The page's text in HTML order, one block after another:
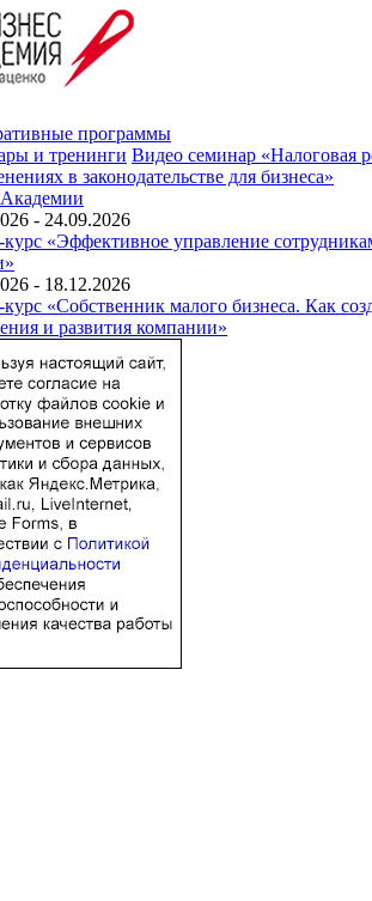
программы
и тренинги Видео семинар «Налоговая
в законодательстве для бизнеса»
- 24.09.2026
курс «Эффективное управление
- 18.12.2026
курс «Собственник малого бизнеса. Как
и развития компании»